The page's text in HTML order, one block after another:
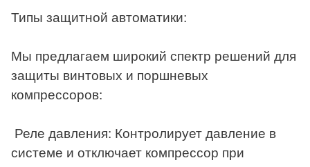
Типы защитной автоматики:
Мы предлагаем широкий спектр решений для
защиты винтовых и поршневых
компрессоров:
Реле давления: Контролирует давление в
системе и отключает компрессор при